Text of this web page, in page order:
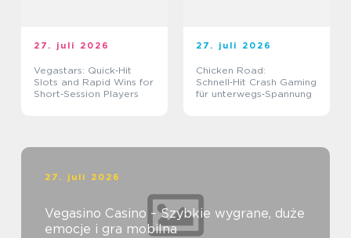
27. juli 2026
Vegastars: Quick‑Hit
Slots and Rapid Wins for
Short‑Session Players
27. juli 2026
Chicken Road:
Schnell‑Hit Crash Gaming
für unterwegs‑Spannung
27. juli 2026
Vegasino Casino – Szybkie wygrane, duże
emocje i gra mobilna